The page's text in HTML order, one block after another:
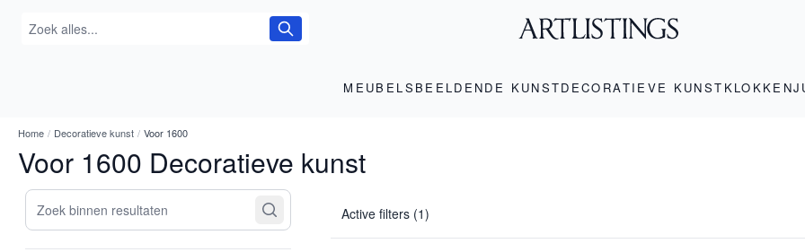
MEUBELS BEELDENDE KUNSTDECORATIEVE KUNST KLOKKEN
Home / Decoratieve kunst / Voor 1600
Voor 1600 Decoratieve kunst
Zoek binnen resultaten
Active filters (1)